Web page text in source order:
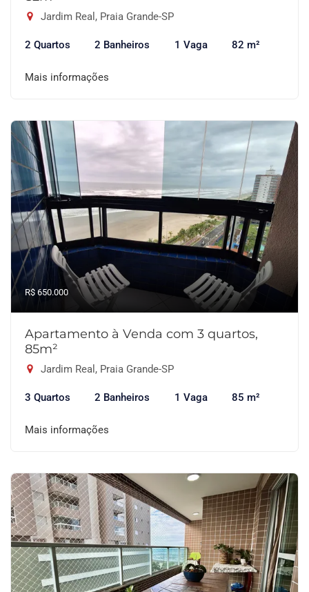
Jardim Real, Praia Grande-SP
2 Quartos 2 Banheiros 1 Vaga 82 m²
Mais informações
R$ 650.000
Apartamento à Venda com 3 quartos,
85m²
Jardim Real, Praia Grande-SP
3 Quartos 2 Banheiros 1 Vaga 85 m²
Mais informações